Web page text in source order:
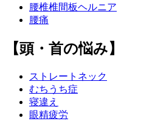
腰椎椎間板ヘルニア
腰痛
【頭・首の悩み】
ストレートネック
むちうち症
寝違え
眼精疲労